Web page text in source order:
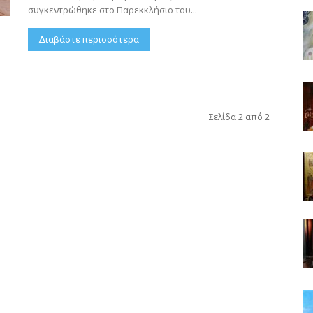
συγκεντρώθηκε στο Παρεκκλήσιο του...
Διαβάστε περισσότερα
Σελίδα 2 από 2